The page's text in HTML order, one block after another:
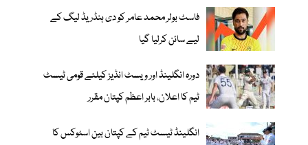
فاسٹ بولر محمد عامر کو دی ہنڈریڈ لیگ کے
لیے سائن کرلیا گیا
دورہ انگلینڈ اور ویسٹ انڈیز کیلئے قومی ٹیسٹ
ٹیم کا اعلان، بابر اعظم کپتان مقرر
انگلینڈ ٹیسٹ ٹیم کے کپتان بین اسٹوکس کا